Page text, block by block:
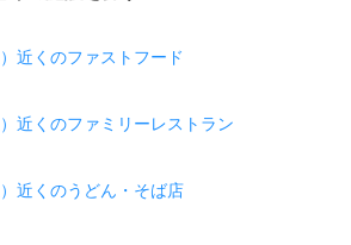
近くのファストフード
近くのファミリーレストラン
近くのうどん・そば店